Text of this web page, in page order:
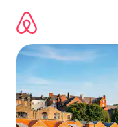
directement
contenu